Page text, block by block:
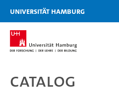
Zu den Filtern
Zur Metanavigation
Zur Hauptnavigation
Zur Suche
Zum Inhalt
Zum Seitenfuss
Universität Hamburg
Catalog
Catalog